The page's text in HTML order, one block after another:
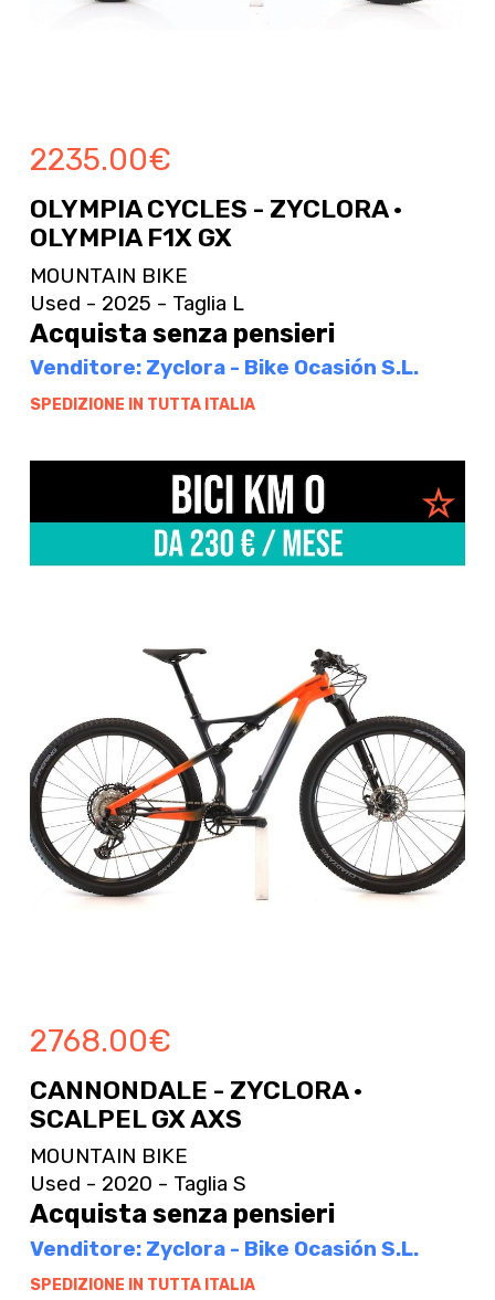
2235.00€
OLYMPIA CYCLES - ZYCLORA ·
OLYMPIA F1X GX
MOUNTAIN BIKE
Used - 2025 - Taglia L
Acquista senza pensieri
Venditore: Zyclora - Bike Ocasión S.L.
SPEDIZIONE IN TUTTA ITALIA
2768.00€
CANNONDALE - ZYCLORA ·
SCALPEL GX AXS
MOUNTAIN BIKE
Used - 2020 - Taglia S
Acquista senza pensieri
Venditore: Zyclora - Bike Ocasión S.L.
SPEDIZIONE IN TUTTA ITALIA